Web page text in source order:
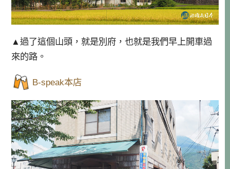
▲過了這個山頭，就是別府，也就是我們早上開車過
來的路。
B-speak本店